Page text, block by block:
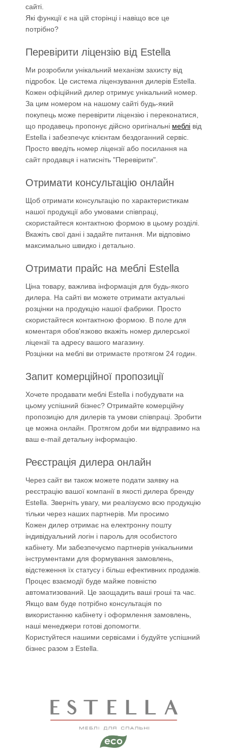
сайті.
Які функції є на цій сторінці і навіщо все це
потрібно?
Перевірити ліцензію від Estella
Ми розробили унікальний механізм захисту від
підробок. Це система ліцензування дилерів Estella.
Кожен офіційний дилер отримує унікальний номер.
За цим номером на нашому сайті будь-який
покупець може перевірити ліцензію і переконатися,
що продавець пропонує дійсно оригінальні меблі від
Estella і забезпечує клієнтам бездоганний сервіс.
Просто введіть номер ліцензії або посилання на
сайт продавця і натисніть "Перевірити".
Отримати консультацію онлайн
Щоб отримати консультацію по характеристикам
нашої продукції або умовами співпраці,
скористайтеся контактною формою в цьому розділі.
Вкажіть свої дані і задайте питання. Ми відповімо
максимально швидко і детально.
Отримати прайс на меблі Estella
Ціна товару, важлива інформація для будь-якого
дилера. На сайті ви можете отримати актуальні
розцінки на продукцію нашої фабрики. Просто
скористайтеся контактною формою. В поле для
коментаря обов'язково вкажіть номер дилерської
ліцензії та адресу вашого магазину.
Розцінки на меблі ви отримаєте протягом 24 годин.
Запит комерційної пропозиції
Хочете продавати меблі Estella і побудувати на
цьому успішний бізнес? Отримайте комерційну
пропозицію для дилерів та умови співпраці. Зробити
це можна онлайн. Протягом доби ми відправимо на
ваш e-mail детальну інформацію.
Реєстрація дилера онлайн
Через сайт ви також можете подати заявку на
реєстрацію вашої компанії в якості дилера бренду
Estella. Зверніть увагу, ми реалізуємо всю продукцію
тільки через наших партнерів. Ми просимо
Кожен дилер отримає на електронну пошту
індивідуальний логін і пароль для особистого
кабінету. Ми забезпечуємо партнерів унікальними
інструментами для формування замовлень,
відстеження їх статусу і більш ефективних продажів.
Процес взаємодії буде майже повністю
автоматизований. Це заощадить ваші гроші та час.
Якщо вам буде потрібно консультація по
використанню кабінету і оформлення замовлень,
наші менеджери готові допомогти.
Користуйтеся нашими сервісами і будуйте успішний
бізнес разом з Estella.